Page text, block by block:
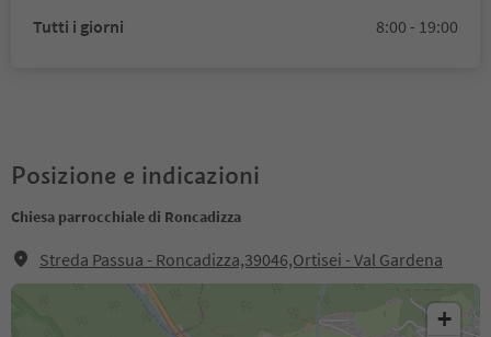
Tutti i giorni 8:00 - 19:00
Posizione e indicazioni
Chiesa parrocchiale di Roncadizza
Streda Passua - Roncadizza,39046,Ortisei - Val Gardena
+